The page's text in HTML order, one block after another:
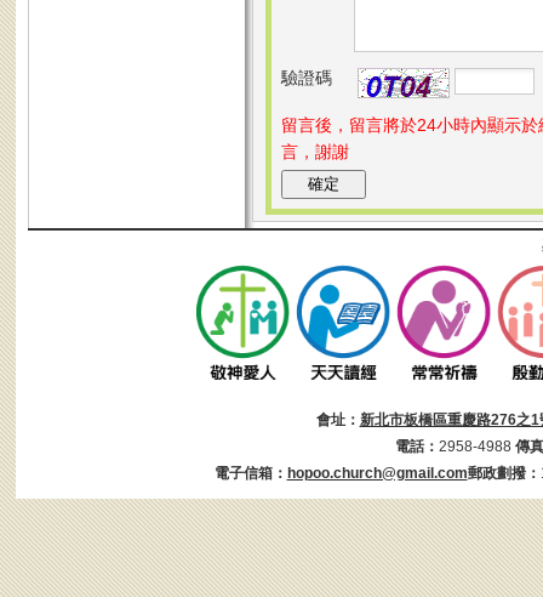
驗證碼
留言後，留言將於24小時內顯示
言，謝謝
會址： 新北市板橋區重慶路276之1
電話： 2958-4988 傳
電子信箱： hopoo.church@gmail.com郵政劃撥：